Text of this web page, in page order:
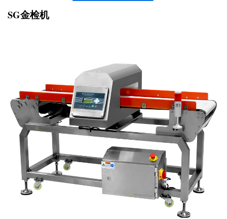
SG金检机